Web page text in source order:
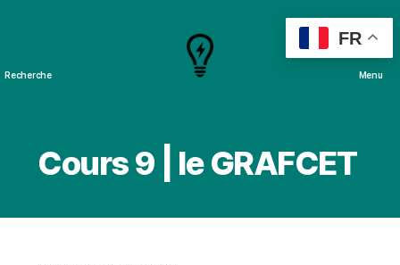
Recherche Menu
Cours 9 | le GRAFCET
FR